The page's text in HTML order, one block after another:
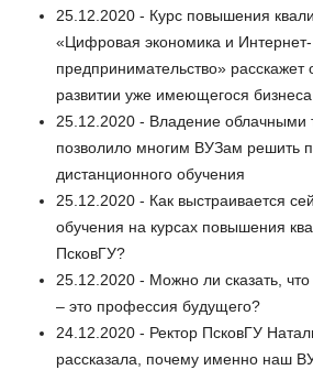
25.12.2020 - Курс повышения
«Цифровая экономика и Интернет-
предпринимательство» расскажет
развитии уже имеющегося бизнеса
25.12.2020 - Владение облачными
позволило многим ВУЗам решить
дистанционного обучения
25.12.2020 - Как выстраивается
обучения на курсах повышения
ПсковГУ?
25.12.2020 - Можно ли сказать, что
– это профессия будущего?
24.12.2020 - Ректор ПсковГУ
рассказала, почему именно наш